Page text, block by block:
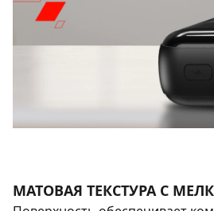
МАТОВАЯ ТЕКСТУРА С